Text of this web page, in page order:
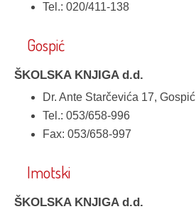
Tel.: 020/411-138
Gospić
ŠKOLSKA KNJIGA d.d.
Dr. Ante Starčevića 17, Gospić
Tel.: 053/658-996
Fax: 053/658-997
Imotski
ŠKOLSKA KNJIGA d.d.